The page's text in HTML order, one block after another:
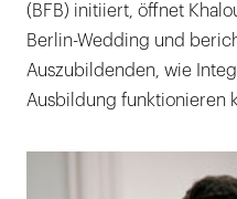
(BFB) initiiert, öffnet
Berlin-Wedding und
Auszubildenden, wie
Ausbildung funktionieren